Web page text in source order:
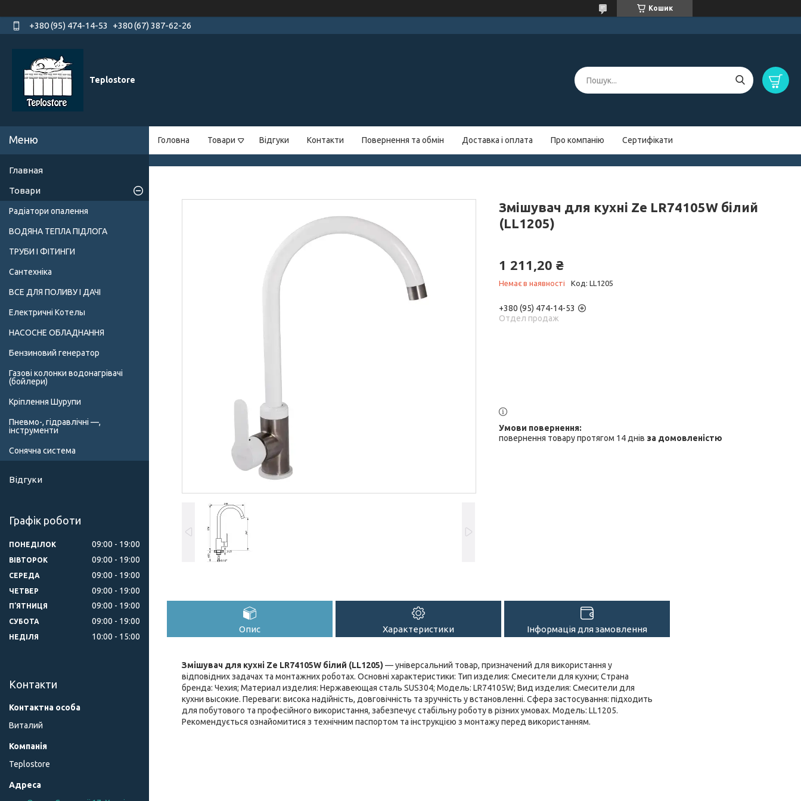
Кошик
+380 (95) 474-14-53 +380 (67) 387-62-26
Teplostore
Головна Товари Відгуки Контакти Повернення та обмін Доставка і оплата Про компанію Сертифікати
Змішувач для кухні Ze LR74105W білий
(LL1205)
1 211,20 ₴
Немає в наявності Код: LL1205
+380 (95) 474-14-53
Отдел продаж
повернення товару протягом 14 днів за домовленістю
Опис Характеристики Інформація для замовлення
Змішувач для кухні Ze LR74105W білий (LL1205) — універсальний товар, призначений для використання у
відповідних задачах та монтажних роботах. Основні характеристики: Тип изделия: Смесители для кухни; Страна
бренда: Чехия; Материал изделия: Нержавеющая сталь SUS304; Мoдель: LR74105W; Вид изделия: Смесители для
кухни высокие. Переваги: висока надійність, довговічність та зручність у встановленні. Сфера застосування: підходить
для побутового та професійного використання, забезпечує стабільну роботу в різних умовах. Модель: LL1205.
Рекомендується ознайомитися з технічним паспортом та інструкцією з монтажу перед використанням.
Главная
Товари
Радіатори опалення
ВОДЯНА ТЕПЛА ПІДЛОГА
ТРУБИ І ФІТИНГИ
Сантехніка
ВСЕ ДЛЯ ПОЛИВУ І ДАЧІ
Електричні Котелы
НАСОСНЕ ОБЛАДНАННЯ
Бензиновий генератор
Газові колонки водонагрівачі
(бойлери)
Кріплення Шурупи
Пневмо-, гідравлічні —,
інструменти
Сонячна система
Відгуки
Графік роботи
ПОНЕДІЛОК 09:00 19:00
ВІВТОРОК 09:00 19:00
СЕРЕДА 09:00 19:00
ЧЕТВЕР 09:00 19:00
ПʼЯТНИЦЯ 09:00 19:00
СУБОТА 09:00 19:00
НЕДІЛЯ 10:00 15:00
Контакти
Виталий
Teplostore